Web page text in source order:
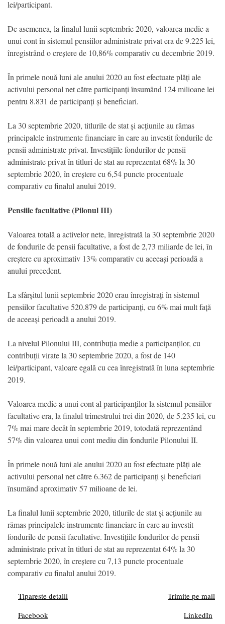
lei/participant.
De asemenea, la finalul lunii septembrie 2020, valoarea medie a
unui cont în sistemul pensiilor administrate privat era de 9.225 lei,
înregistrând o creștere de 10,86% comparativ cu decembrie 2019.
În primele nouă luni ale anului 2020 au fost efectuate plăți ale
activului personal net către participanți însumând 124 milioane lei
pentru 8.831 de participanți și beneficiari.
La 30 septembrie 2020, titlurile de stat și acțiunile au rămas
principalele instrumente financiare în care au investit fondurile de
pensii administrate privat. Investițiile fondurilor de pensii
administrate privat în titluri de stat au reprezentat 68% la 30
septembrie 2020, în creștere cu 6,54 puncte procentuale
comparativ cu finalul anului 2019.
Pensiile facultative (Pilonul III)
Valoarea totală a activelor nete, înregistrată la 30 septembrie 2020
de fondurile de pensii facultative, a fost de 2,73 miliarde de lei, în
creștere cu aproximativ 13% comparativ cu aceeași perioadă a
anului precedent.
La sfârșitul lunii septembrie 2020 erau înregistrați în sistemul
pensiilor facultative 520.879 de participanți, cu 6% mai mult față
de aceeași perioadă a anului 2019.
La nivelul Pilonului III, contribuția medie a participanților, cu
contribuții virate la 30 septembrie 2020, a fost de 140
lei/participant, valoare egală cu cea înregistrată în luna septembrie
2019.
Valoarea medie a unui cont al participanților la sistemul pensiilor
facultative era, la finalul trimestrului trei din 2020, de 5.235 lei, cu
7% mai mare decât în septembrie 2019, totodată reprezentând
57% din valoarea unui cont mediu din fondurile Pilonului II.
În primele nouă luni ale anului 2020 au fost efectuate plăți ale
activului personal net către 6.362 de participanți și beneficiari
însumând aproximativ 57 milioane de lei.
La finalul lunii septembrie 2020, titlurile de stat și acțiunile au
rămas principalele instrumente financiare în care au investit
fondurile de pensii facultative. Investițiile fondurilor de pensii
administrate privat în titluri de stat au reprezentat 64% la 30
septembrie 2020, în creștere cu 7,13 puncte procentuale
comparativ cu finalul anului 2019.
Tipareste detalii
Trimite pe mail
Facebook
LinkedIn